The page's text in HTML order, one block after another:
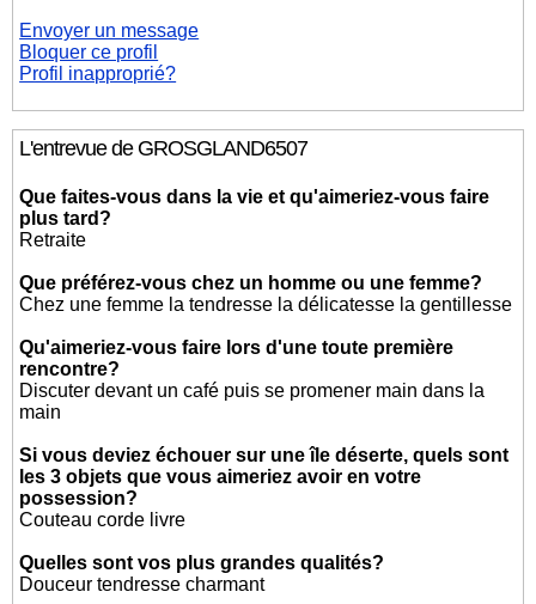
Envoyer un message
Bloquer ce profil
Profil inapproprié?
L'entrevue de GROSGLAND6507
Que faites-vous dans la vie et qu'aimeriez-vous faire
plus tard?
Retraite
Que préférez-vous chez un homme ou une femme?
Chez une femme la tendresse la délicatesse la gentillesse
Qu'aimeriez-vous faire lors d'une toute première
rencontre?
Discuter devant un café puis se promener main dans la
main
Si vous deviez échouer sur une île déserte, quels sont
les 3 objets que vous aimeriez avoir en votre
possession?
Couteau corde livre
Quelles sont vos plus grandes qualités?
Douceur tendresse charmant